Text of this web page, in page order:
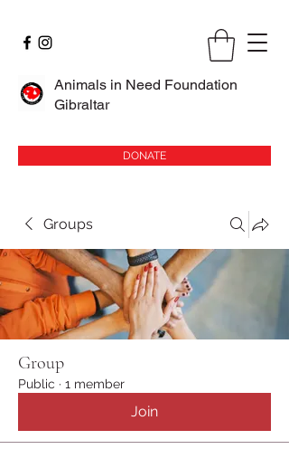
Animals in Need Foundation
Gibraltar
DONATE
Groups
Group
Public · 1 member
Join